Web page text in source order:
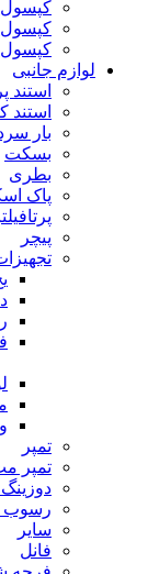
کپسول
کپسول
لوازم جانبی
استند
استند
بار
بسکت
بطری
پاک
پیچر
تمپر
تمپر
رسوب
سایر
فانل